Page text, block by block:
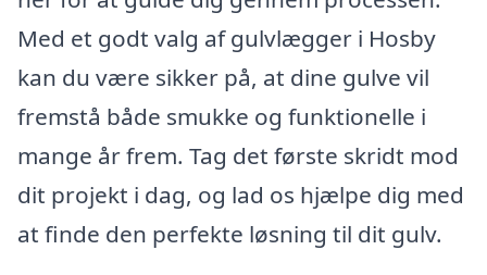
Med et godt valg af gulvlægger i Hosby
kan du være sikker på, at dine gulve vil
fremstå både smukke og funktionelle i
mange år frem. Tag det første skridt mod
dit projekt i dag, og lad os hjælpe dig med
at finde den perfekte løsning til dit gulv.